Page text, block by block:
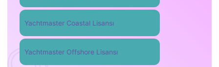
Yachtmaster Coastal Lisansı
Yachtmaster Offshore Lisansı